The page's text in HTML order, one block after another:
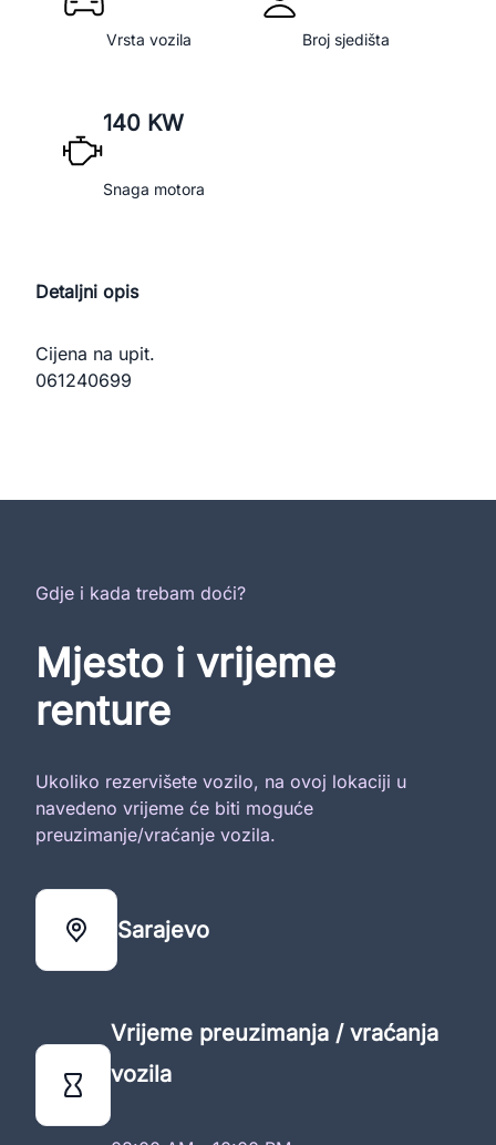
Vrsta vozila Broj sjedišta
140 KW
Snaga motora
Detaljni opis
Cijena na upit.
061240699
Gdje i kada trebam doći?
Mjesto i vrijeme
renture
Ukoliko rezervišete vozilo, na ovoj lokaciji u
navedeno vrijeme će biti moguće
preuzimanje/vraćanje vozila.
Sarajevo
Vrijeme preuzimanja / vraćanja
vozila